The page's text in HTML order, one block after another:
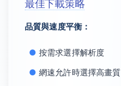
最佳下載策略
品質與速度平衡：
按需求選擇解析度
網速允許時選擇高畫質